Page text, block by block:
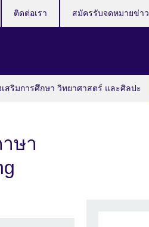
เสริมการศึกษา วิทยาศาสตร์ และศิลปะ
ติดต่อเรา สมัครรับจดหมายข่าว
ษา